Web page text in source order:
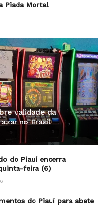
Piada Mortal
validade da
no Brasil
do Piauí encerra
feira (6)
do Piauí para abate